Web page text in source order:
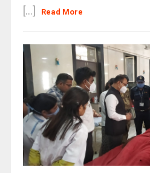
[...]
Read More